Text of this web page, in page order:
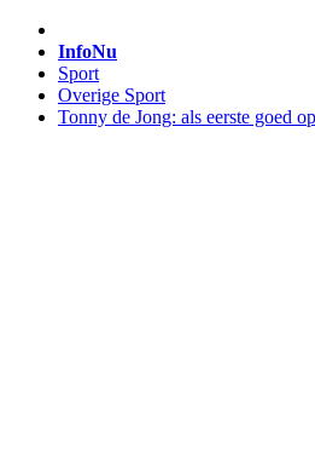
InfoNu
Sport
Overige Sport
Tonny de Jong: als eerste goed